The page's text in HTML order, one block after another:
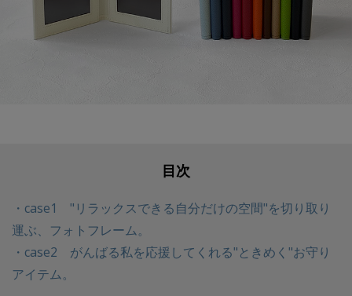
目次
case1 "リラックスできる自分だけの空間"を切り取り
運ぶ、フォトフレーム。
case2 がんばる私を応援してくれる"ときめく"お守り
アイテム。